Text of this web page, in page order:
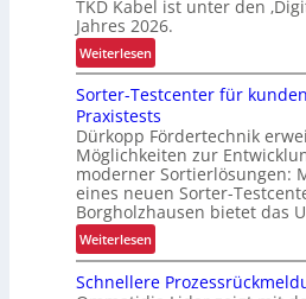
a
u
r
e
i
h
e
n
j
e
t
t
e
t
g
e
s
c
h
ä
f
t
f
ü
r
TKD Kabel ist unter den
Jahres 2026.
Weiterlesen:
T
o
p
g
e
r
ü
s
t
e
Sorter-Testcenter für
Praxistests
Dürkopp Fördertechnik
Möglichkeiten zur
moderner Sortierlösungen:
eines neuen Sorter-
Borgholzhausen bietet das
Weiterlesen:
S
o
Schnellere